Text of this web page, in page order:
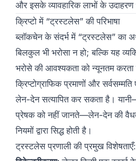
और इसके व्यावहारिक लाभों के
क्रिप्टो में “ट्रस्टलेस” की परिभाषा
ब्लॉकचेन के संदर्भ में “ट्रस्टलेस” का
बिलकुल भी भरोसा न हो; बल्कि यह
भरोसे की आवश्यकता को न्यूनतम करता
क्रिप्टोग्राफिक प्रमाणों और
लेन-देन सत्यापित कर सकता है।
प्रेषक को नहीं जानते—लेन-देन की
नियमों द्वारा सिद्ध होती है।
ट्रस्टलेस प्रणाली की प्रमुख विशेषताएँ: